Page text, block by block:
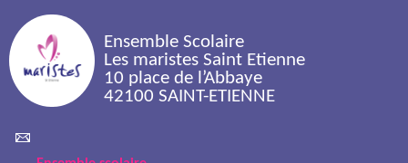
Ensemble Scolaire
Les maristes Saint Etienne
10 place de l’Abbaye
42100 SAINT-ETIENNE